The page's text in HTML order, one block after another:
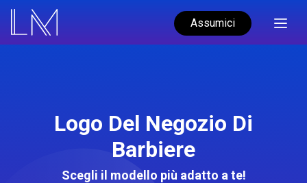
Assumici
Logo Del Negozio Di
Barbiere
Scegli il modello più adatto a te!